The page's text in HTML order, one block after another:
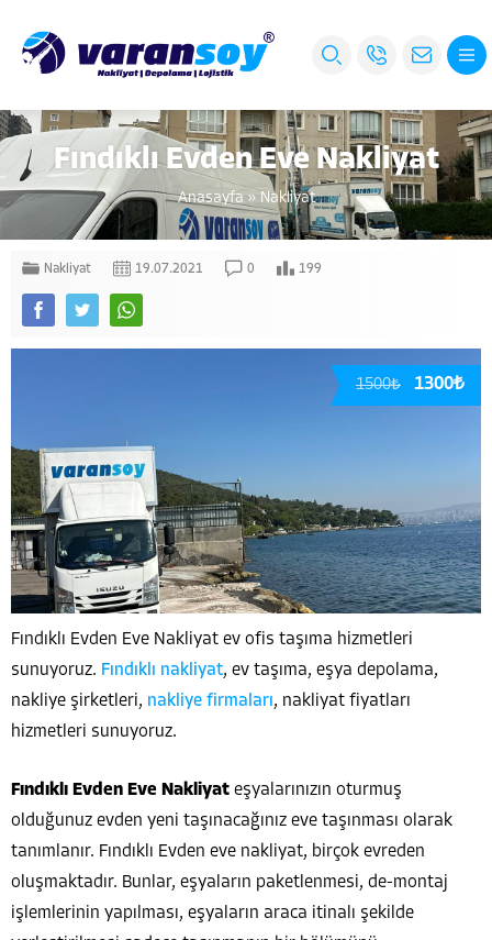
Fındıklı Evden Eve Nakliyat
Anasayfa » Nakliyat
Nakliyat 19.07.2021 0 199
1500₺ 1300₺
Fındıklı Evden Eve Nakliyat ev ofis taşıma hizmetleri
sunuyoruz. Fındıklı nakliyat, ev taşıma, eşya depolama,
nakliye şirketleri, nakliye firmaları, nakliyat fiyatları
hizmetleri sunuyoruz.
Fındıklı Evden Eve Nakliyat eşyalarınızın oturmuş
olduğunuz evden yeni taşınacağınız eve taşınması olarak
tanımlanır. Fındıklı Evden eve nakliyat, birçok evreden
oluşmaktadır. Bunlar, eşyaların paketlenmesi, de-montaj
işlemlerinin yapılması, eşyaların araca itinalı şekilde